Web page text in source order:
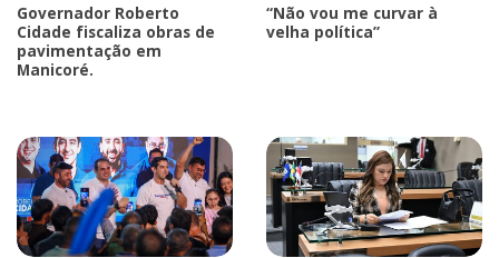
Governador Roberto
Cidade fiscaliza obras de
pavimentação em
Manicoré.
“Não vou me curvar à
velha política”